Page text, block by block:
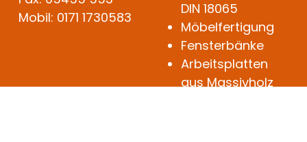
Mobil: 0171 1730583
DIN 18065
Möbelfertigung
Fensterbänke
Arbeitsplatten
aus Massivholz